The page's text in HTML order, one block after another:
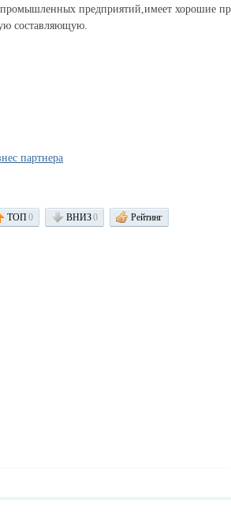
предприятий,имеет хорошие
составляющую.
партнера
ТОП0 ВНИЗ0 Рейтинг